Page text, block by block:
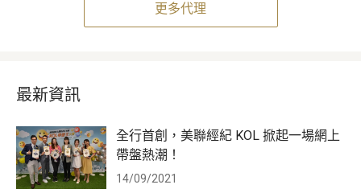
更多代理
最新資訊
全行首創，美聯經紀 KOL 掀起一場網上
帶盤熱潮！
14/09/2021